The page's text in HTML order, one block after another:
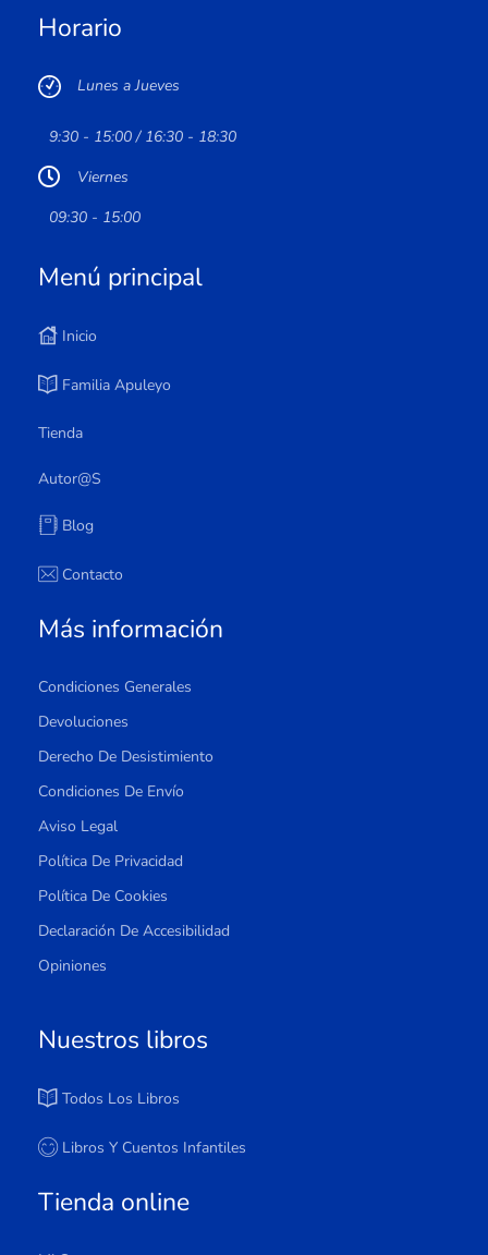
Horario
Lunes a Jueves
9:30 - 15:00 / 16:30 - 18:30
Viernes
09:30 - 15:00
Menú principal
Inicio
Familia Apuleyo
Tienda
Autor@s
Blog
Contacto
Más información
Condiciones Generales
Devoluciones
Derecho De Desistimiento
Condiciones De Envío
Aviso Legal
Política De Privacidad
Política De Cookies
Declaración De Accesibilidad
Opiniones
Nuestros libros
Todos Los Libros
Libros Y Cuentos Infantiles
Tienda online